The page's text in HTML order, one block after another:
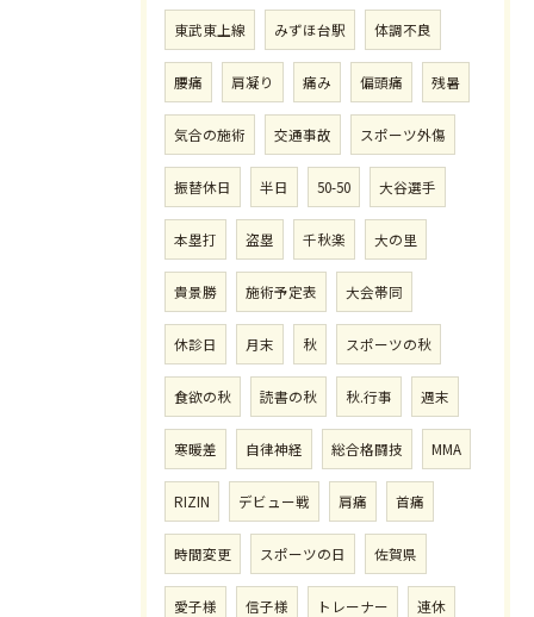
東武東上線 みずほ台駅 体調不良
腰痛 肩凝り 痛み 偏頭痛 残暑
気合の施術 交通事故 スポーツ外傷
振替休日 半日 50-50 大谷選手
本塁打 盗塁 千秋楽 大の里
貴景勝 施術予定表 大会帯同
休診日 月末 秋 スポーツの秋
食欲の秋 読書の秋 秋.行事 週末
寒暖差 自律神経 総合格闘技 MMA
RIZIN デビュー戦 肩痛 首痛
時間変更 スポーツの日 佐賀県
愛子様 信子様 トレーナー 連休